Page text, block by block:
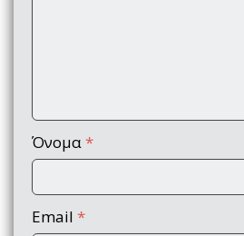
Όνομα *
Email *